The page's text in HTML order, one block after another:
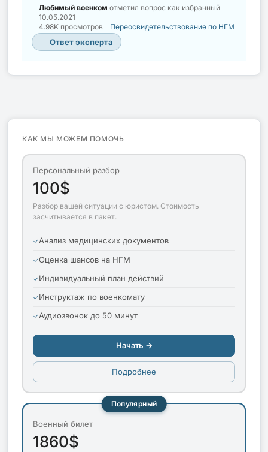
Любимый военком отметил вопрос как избранный
10.05.2021
4.98K просмотров
Переосвидетельствование по НГМ
Ответ эксперта
КАК МЫ МОЖЕМ ПОМОЧЬ
Персональный разбор
100$
Разбор вашей ситуации с юристом. Стоимость
засчитывается в пакет.
Анализ медицинских документов
Оценка шансов на НГМ
Индивидуальный план действий
Инструктаж по военкомату
Аудиозвонок до 50 минут
Начать →
Подробнее
Популярный
Военный билет
1860$